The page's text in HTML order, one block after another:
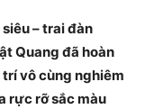
– trai đàn
Quang đã hoàn
vô cùng nghiêm
rực rỡ sắc màu